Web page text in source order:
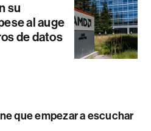
su
al auge
de datos
que empezar a escuchar